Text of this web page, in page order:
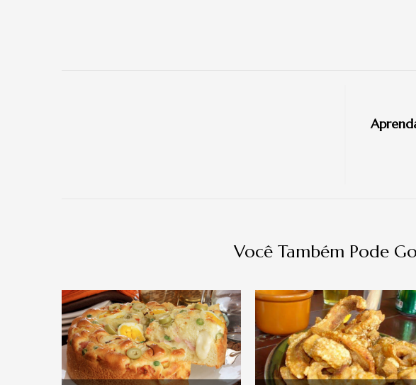
Você Também Pode